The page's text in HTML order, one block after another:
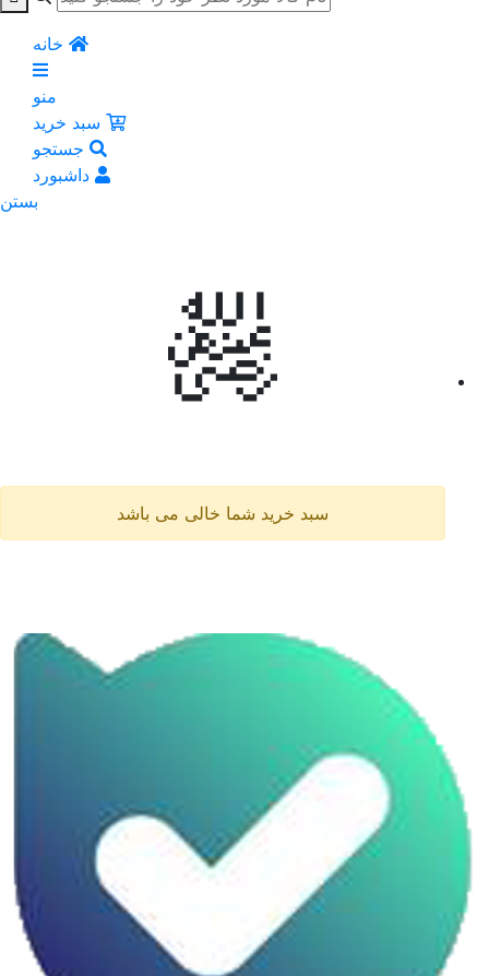
خانه
منو
سبد خرید
جستجو
داشبورد
بستن
سبد خرید شما خالی می باشد